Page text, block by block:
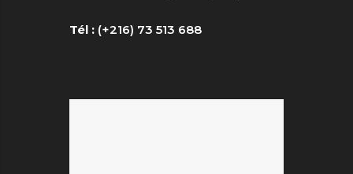
Tél : (+216) 73 513 688